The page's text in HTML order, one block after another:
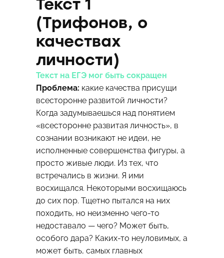
Текст 1
(Трифонов, о
качествах
личности)
Текст на ЕГЭ мог быть сокращен
Проблема: какие качества присущи
всесторонне развитой личности?
Когда задумываешься над понятием
«всесторонне развитая личность», в
сознании возникают не идеи, не
исполненные совершенства фигуры, а
просто живые люди. Из тех, что
встречались в жизни. Я ими
восхищался. Некоторыми восхищаюсь
до сих пор. Тщетно пытался на них
походить, но неизменно чего-то
недоставало — чего? Может быть,
особого дара? Каких-то неуловимых, а
может быть, самых главных